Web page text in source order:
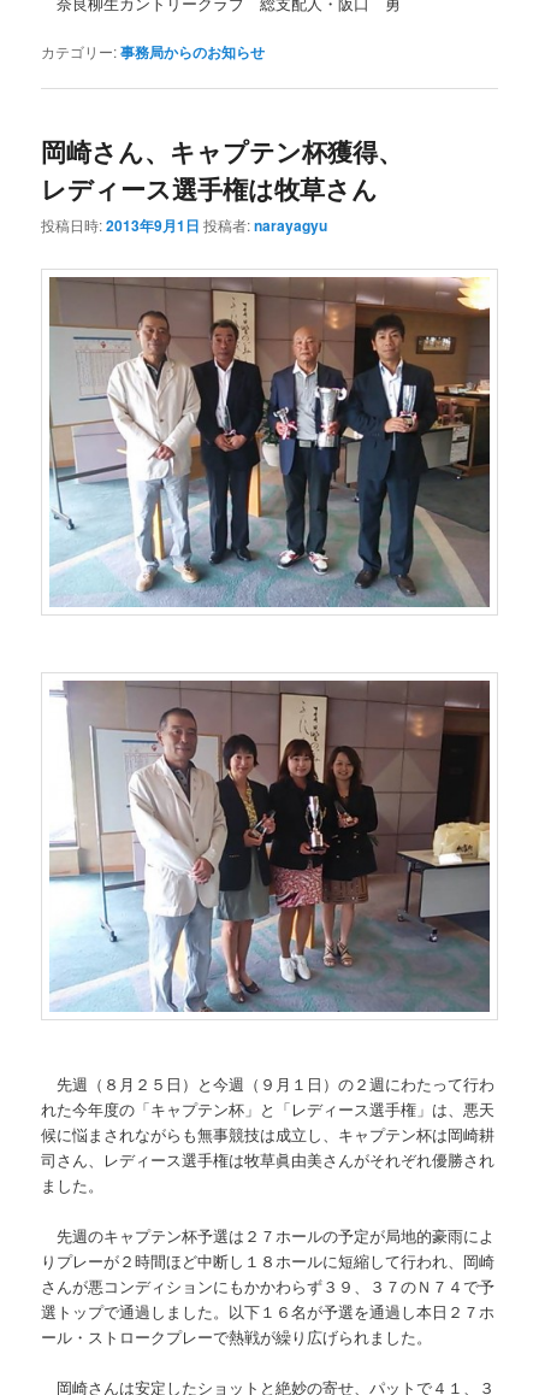
カテゴリー:事務局からのお知らせ
岡崎さん、キャプテン杯獲得、
レディース選手権は牧草さん
投稿日時:2013年9月1日 投稿者:narayagyu
先週（８月２５日）と今週（９月１日）の２週にわたって行わ
れた今年度の「キャプテン杯」と「レディース選手権」は、悪天
候に悩まされながらも無事競技は成立し、キャプテン杯は岡崎耕
司さん、レディース選手権は牧草眞由美さんがそれぞれ優勝され
ました。
先週のキャプテン杯予選は２７ホールの予定が局地的豪雨によ
りプレーが２時間ほど中断し１８ホールに短縮して行われ、岡崎
さんが悪コンディションにもかかわらず３９、３７のＮ７４で予
選トップで通過しました。以下１６名が予選を通過し本日２７ホ
ール・ストロークプレーで熱戦が繰り広げられました。
岡崎さんは安定したショットと絶妙の寄せ、パットで４１、３